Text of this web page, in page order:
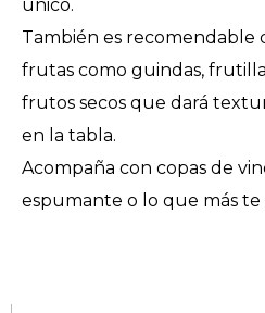
único.
También es recomendable
frutas como guindas,
frutos secos que dará
en la tabla.
Acompaña con copas de
espumante o lo que más te